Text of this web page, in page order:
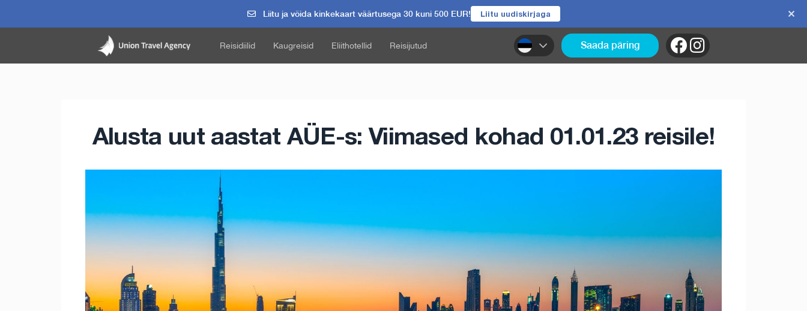
Liitu ja võida kinkekaart väärtusega 30 kuni 500 EUR! Liitu uudiskirjaga
Reisidiilid Kaugreisid Eliithotellid Reisijutud Saada päring
Alusta uut aastat AÜE-s: Viimased kohad 01.01.23 reisile!